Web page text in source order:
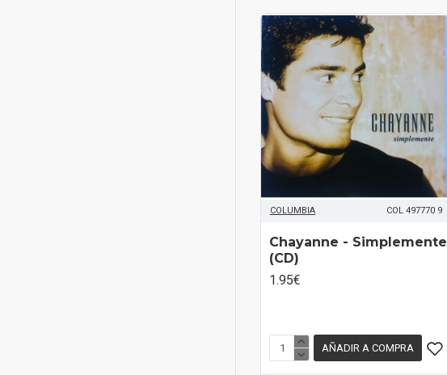
COLUMBIA COL 497770 9
Chayanne ‎- Simplemente
(CD)
1.95€
AÑADIR A COMPRA